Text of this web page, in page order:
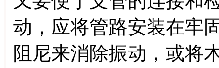
动，应将管路安装在牢
阻尼来消除振动，或将